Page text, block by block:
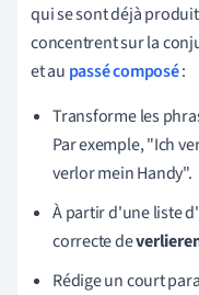
qui se sont déjà
concentrent sur la
et au passé composé:
Transforme les
Par exemple, "Ich
verlor mein Handy".
À partir d'une liste
correcte de
Rédige un court